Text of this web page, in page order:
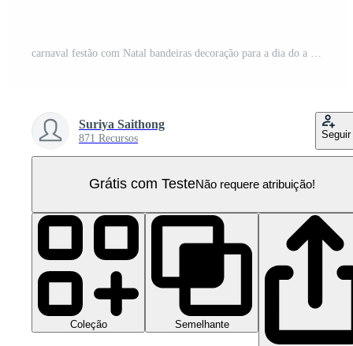
Suriya Saithong
871 Recursos Seguir
Grátis com TesteNão requere atribuição!
Coleção Semelhante